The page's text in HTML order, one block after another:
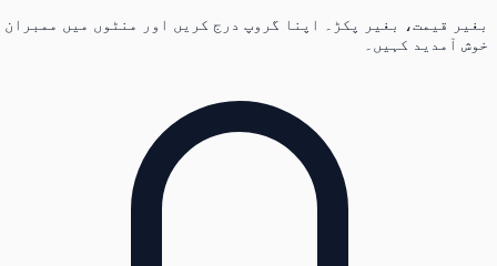
بغیر قیمت، بغیر پکڑ۔ اپنا گروپ درج کریں اور منٹوں میں ممبران
خوش آمدید کہیں۔